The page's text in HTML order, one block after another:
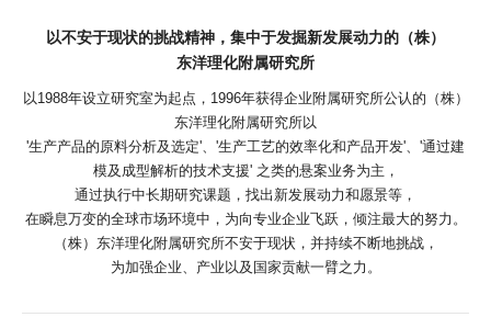
以不安于现状的挑战精神，集中于发掘新发展动力的（株）
东洋理化附属研究所
以1988年设立研究室为起点，1996年获得企业附属研究所公认的（株）
东洋理化附属研究所以
'生产产品的原料分析及选定'、'生产工艺的效率化和产品开发'、'通过建
模及成型解析的技术支援' 之类的悬案业务为主，
通过执行中长期研究课题，找出新发展动力和愿景等，
在瞬息万变的全球市场环境中，为向专业企业飞跃，倾注最大的努力。
（株）东洋理化附属研究所不安于现状，并持续不断地挑战，
为加强企业、产业以及国家贡献一臂之力。